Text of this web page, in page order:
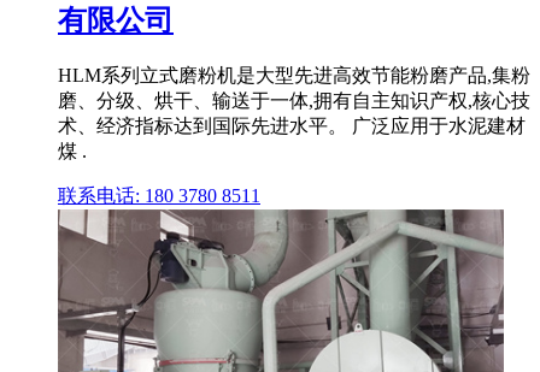
有限公司
HLM系列立式磨粉机是大型先进高效节能粉磨产品,集粉
磨、分级、烘干、输送于一体,拥有自主知识产权,核心技
术、经济指标达到国际先进水平。 广泛应用于水泥建材
煤 .
联系电话: 180 3780 8511